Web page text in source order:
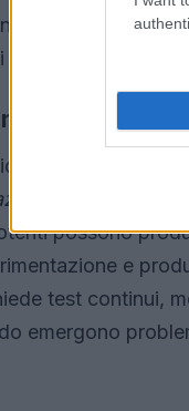
«adattata»
perfino economici.
è utile
dell’
d’impatto
e
possono
e
test continui,
emergono